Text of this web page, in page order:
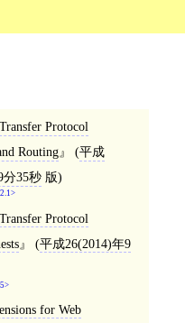
Protocol
Routing
(平成
分35秒版)
Protocol
(平成26(2014)年9
for Web